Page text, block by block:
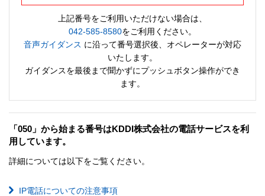
上記番号をご利用いただけない場合は、
042-585-8580をご利用ください。
音声ガイダンス に沿って番号選択後、オペレーターが対応
いたします。
ガイダンスを最後まで聞かずにプッシュボタン操作ができ
ます。
「050」から始まる番号はKDDI株式会社の電話サービスを利
用しています。
詳細については以下をご覧ください。
IP電話についての注意事項